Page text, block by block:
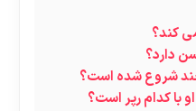
کند؟
دارد؟
شروع شده است؟
با کدام رپر است؟